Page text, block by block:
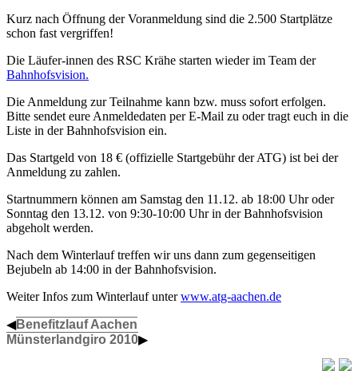
Kurz nach Öffnung der Voranmeldung sind die 2.500 Startplätze
schon fast vergriffen!
Die Läufer-innen des RSC Krähe starten wieder im Team der
Bahnhofsvision.
Die Anmeldung zur Teilnahme kann bzw. muss sofort erfolgen.
Bitte sendet eure Anmeldedaten per E-Mail zu oder tragt euch in die
Liste in der Bahnhofsvision ein.
Das Startgeld von 18 € (offizielle Startgebühr der ATG) ist bei der
Anmeldung zu zahlen.
Startnummern können am Samstag den 11.12. ab 18:00 Uhr oder
Sonntag den 13.12. von 9:30-10:00 Uhr in der Bahnhofsvision
abgeholt werden.
Nach dem Winterlauf treffen wir uns dann zum gegenseitigen
Bejubeln ab 14:00 in der Bahnhofsvision.
Weiter Infos zum Winterlauf unterwww.atg-aachen.de
◀Benefitzlauf Aachen
Münsterlandgiro 2010▶